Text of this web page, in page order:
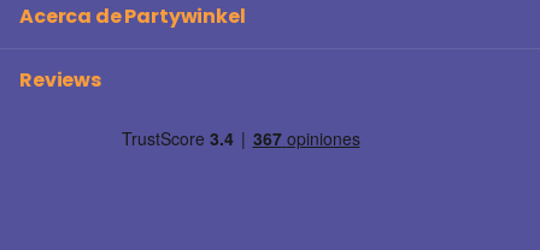
Acerca de Partywinkel
Reviews